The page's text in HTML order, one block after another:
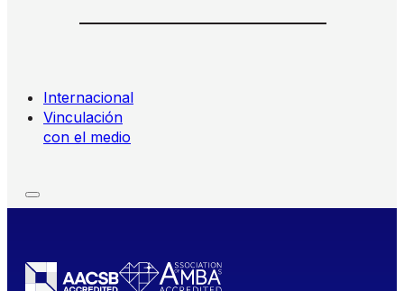
Internacional
Vinculación
con el medio